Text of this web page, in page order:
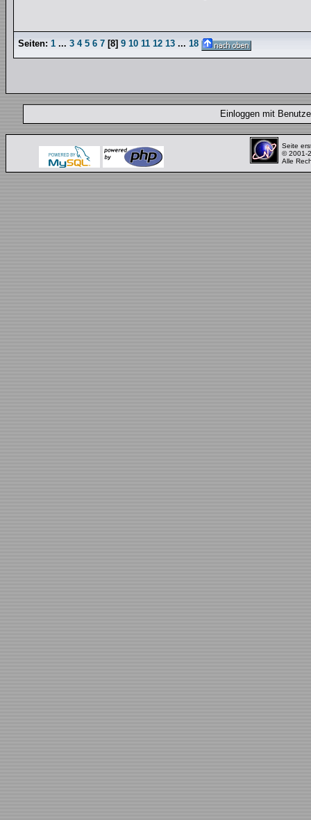
Seiten: 1 ... 3 4 5 6 7 [8] 9 10 11 12 13 ... 18
Einloggen mit
Seite
© 2001-
Alle